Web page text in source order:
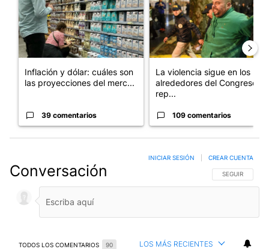
Inflación y dólar: cuáles son
las proyecciones del merc...
39 comentarios
La violencia sigue en los
alrededores del Congreso:
rep...
109 comentarios
Conversación SIGA ESTA
SEGUIR
INICIAR SESIÓN CREAR CUENTA
TODOS LOS COMENTARIOS 90 LOS MÁS RECIENTES